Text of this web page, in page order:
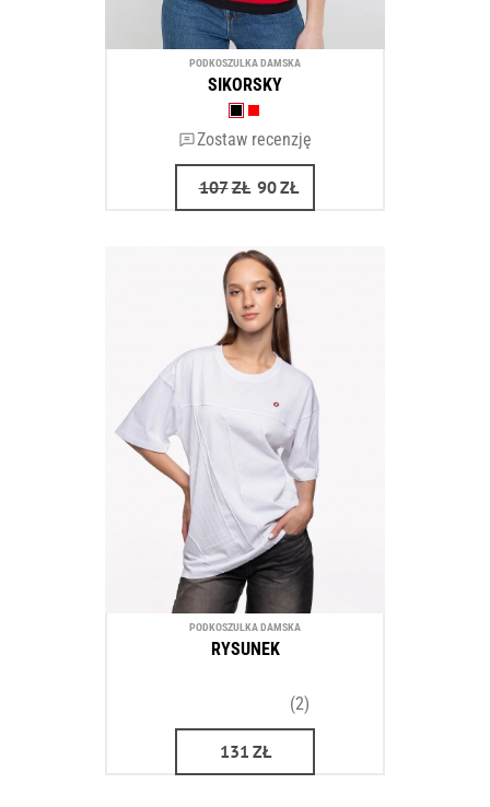
PODKOSZULKA DAMSKA
SIKORSKY
Zostaw recenzję
107ZŁ 90ZŁ
PODKOSZULKA DAMSKA
RYSUNEK
(2)
131 ZŁ